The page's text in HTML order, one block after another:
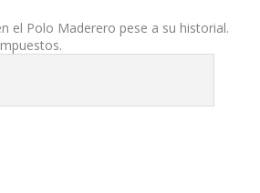
el Polo Maderero pese a su historial.